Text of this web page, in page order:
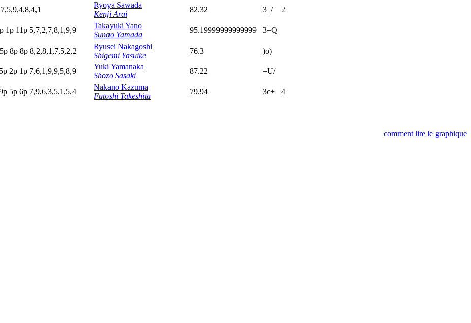
7,5,9,4,8,4,1
Ryoya Sawada
Kenji Arai
82.32 3_/ 2
p 1p 11p 5,7,2,7,8,1,9,9
Takayuki Yano
Sunao Yamada
95.19999999999999 3=Q
5p 8p 8p 8,2,8,1,7,5,2,2
Ryusei Nakagoshi
Shigemi Yasuike
76.3 )o)
5p 2p 1p 7,6,1,9,9,5,8,9
Yuki Yamanaka
Shozo Sasaki
87.22 =U/
p 5p 6p 7,9,6,3,5,1,5,4
Nakano Kazuma
Futoshi Takeshita
79.94 3c+ 4
comment lire le graphique